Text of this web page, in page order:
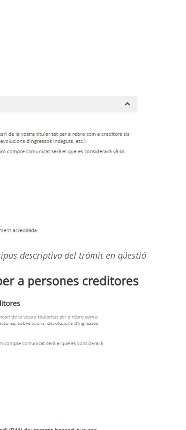
descriptiva del tràmit en qüestió